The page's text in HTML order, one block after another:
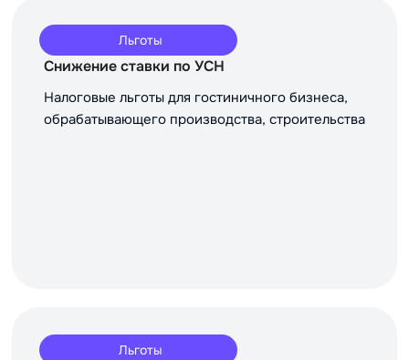
Льготы
Снижение ставки по УСН
Налоговые льготы для гостиничного бизнеса,
обрабатывающего производства, строительства
Льготы